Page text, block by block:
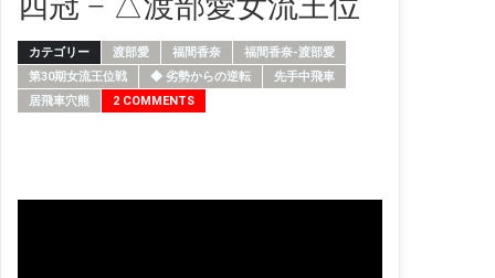
カテゴリー 渡部愛 福間香奈
福間香奈-渡部愛
第30期女流王位戦
◆ 劣勢からの逆転
先手中飛車
居飛車穴熊
2 COMMENTS